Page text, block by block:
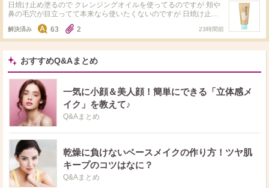
日焼け止め塗るので クレンジングオイルを使ってるのですが 頬や
鼻の毛穴が目立ってて本来なら使いたくないのですが 日焼け止め
が落ちるクレンジングはありますでしょうか… 使ってる日焼け止
めはビオレuvの茶色のやつです！ ちなみにウォータープルーフで
おすすめのものやウォータープルーフでもジェルで落ちるクレンジ
ングがあれば教えてください！ よろしくお願いします。
解決済み 63 2 23時間前
おすすめQ&Aまとめ
一気に小顔＆美人顔！簡単にできる「立体感メ
イク」を教えて♪
Q&Aまとめ
乾燥に負けないベースメイクの作り方！ツヤ肌
キープのコツはなに？
Q&Aまとめ